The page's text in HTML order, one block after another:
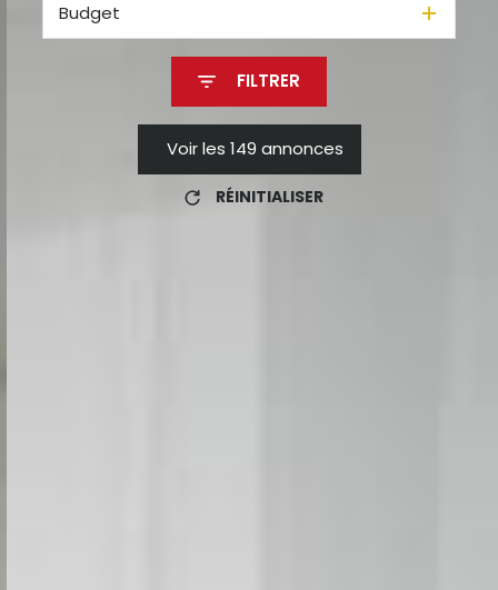
Budget
FILTRER
Voir les 149 annonces
RÉINITIALISER